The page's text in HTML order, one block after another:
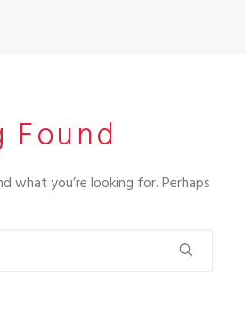
Found
what you’re looking for. Perhaps